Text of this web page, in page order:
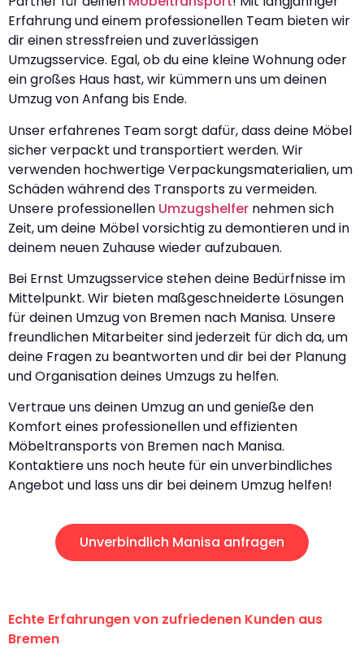
Erfahrung und einem professionellen Team bieten wir
dir einen stressfreien und zuverlässigen
Umzugsservice. Egal, ob du eine kleine Wohnung oder
ein großes Haus hast, wir kümmern uns um deinen
Umzug von Anfang bis Ende.
Unser erfahrenes Team sorgt dafür, dass deine Möbel
sicher verpackt und transportiert werden. Wir
verwenden hochwertige Verpackungsmaterialien, um
Schäden während des Transports zu vermeiden.
Unsere professionellen Umzugshelfer nehmen sich
Zeit, um deine Möbel vorsichtig zu demontieren und in
deinem neuen Zuhause wieder aufzubauen.
Bei Ernst Umzugsservice stehen deine Bedürfnisse im
Mittelpunkt. Wir bieten maßgeschneiderte Lösungen
für deinen Umzug von Bremen nach Manisa. Unsere
freundlichen Mitarbeiter sind jederzeit für dich da, um
deine Fragen zu beantworten und dir bei der Planung
und Organisation deines Umzugs zu helfen.
Vertraue uns deinen Umzug an und genieße den
Komfort eines professionellen und effizienten
Möbeltransports von Bremen nach Manisa.
Kontaktiere uns noch heute für ein unverbindliches
Angebot und lass uns dir bei deinem Umzug helfen!
Unverbindlich Manisa anfragen
Echte Erfahrungen von zufriedenen Kunden aus
Bremen